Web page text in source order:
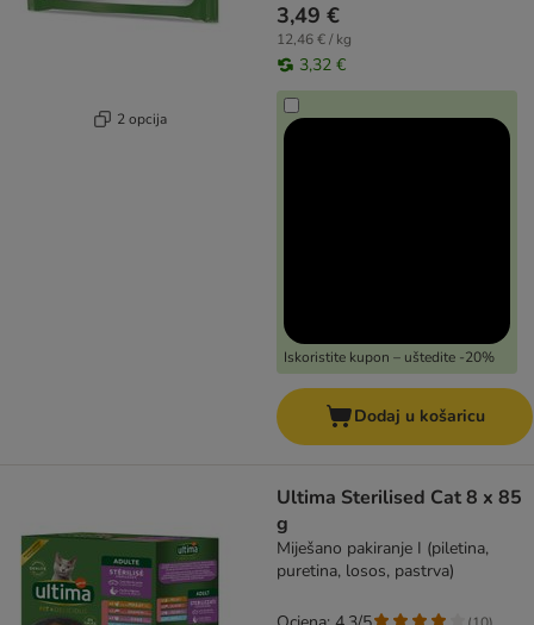
2 opcija
3,49 €
12,46 € / kg
3,32 €
Iskoristite kupon – uštedite -20%
Dodaj u košaricu
Ultima Sterilised Cat 8 x 85
g
Miješano pakiranje I (piletina,
puretina, losos, pastrva)